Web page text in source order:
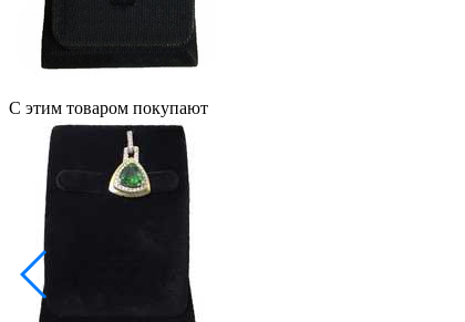
С этим товаром покупают